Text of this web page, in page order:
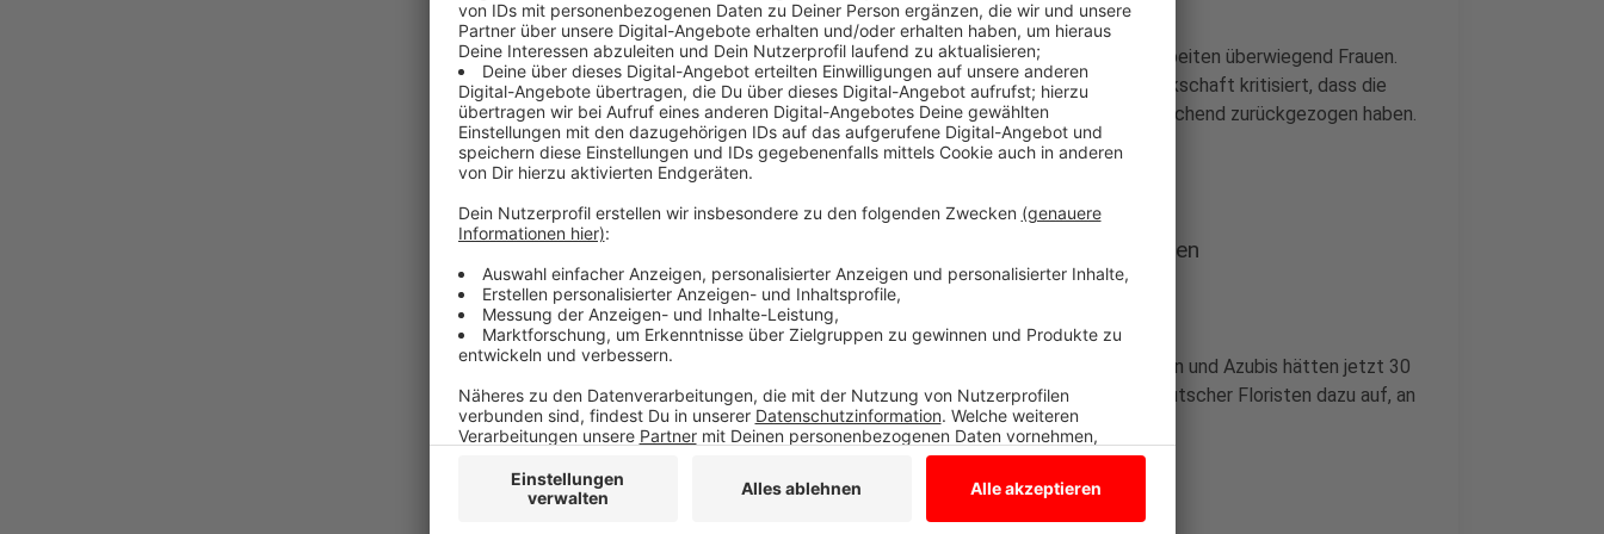
Von solchen Einkommen lasse sich kaum leben. In der Branche arbeiten überwiegend Frauen.
Für sie werde die geringe Bezahlung zum Armutsrisiko. Die Gewerkschaft kritisiert, dass die
Firmen einen Tarifabschluss für die Branche im Dezember überraschend zurückgezogen haben.
Anzeige
Gewerkschaft möchte Verhandlungen wieder aufnehmen
Anzeige
Sonst wären die Einkommen ab Februar um drei Prozent gestiegen und Azubis hätten jetzt 30
Euro mehr im Monat. Die Gewerkschaft ruft den Fachverband Deutscher Floristen dazu auf, an
den Verhandlungstisch zurückzukehren.